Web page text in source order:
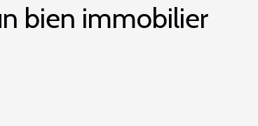
bien immobilier